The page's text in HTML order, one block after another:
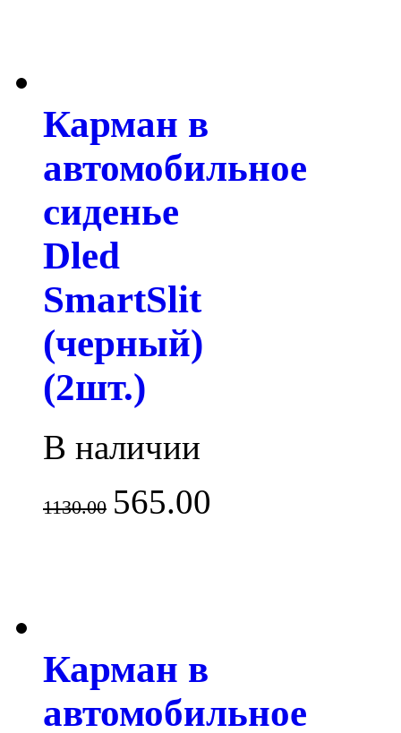
Карман в
автомобильное
сиденье
Dled
SmartSlit
(черный)
(2шт.)
В наличии
1130.00 565.00
Карман в
автомобильное